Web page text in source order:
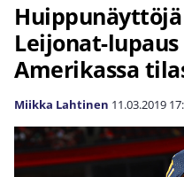
Huippunäyttöjä
Leijonat-
Amerikassa
Miikka Lahtinen 11.03.2019